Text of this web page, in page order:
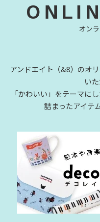
オン
アンドエイト（&8）のオ
い
「かわいい」をテーマに
詰まったアイテ